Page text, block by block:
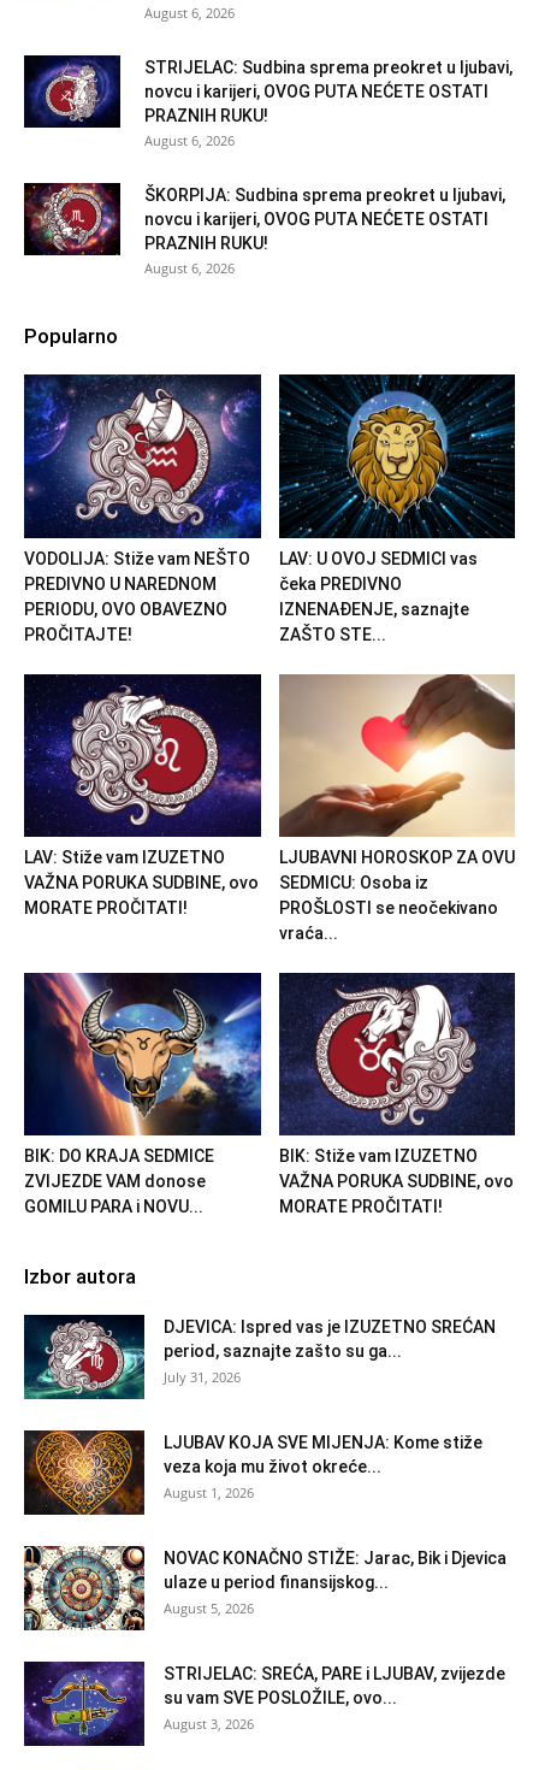
August 6, 2026
STRIJELAC: Sudbina sprema preokret u ljubavi,
novcu i karijeri, OVOG PUTA NEĆETE OSTATI
PRAZNIH RUKU!
August 6, 2026
ŠKORPIJA: Sudbina sprema preokret u ljubavi,
novcu i karijeri, OVOG PUTA NEĆETE OSTATI
PRAZNIH RUKU!
August 6, 2026
Popularno
VODOLIJA: Stiže vam NEŠTO
PREDIVNO U NAREDNOM
PERIODU, OVO OBAVEZNO
PROČITAJTE!
LAV: U OVOJ SEDMICI vas
čeka PREDIVNO
IZNENAĐENJE, saznajte
ZAŠTO STE...
LAV: Stiže vam IZUZETNO
VAŽNA PORUKA SUDBINE, ovo
MORATE PROČITATI!
LJUBAVNI HOROSKOP ZA OVU
SEDMICU: Osoba iz
PROŠLOSTI se neočekivano
vraća...
BIK: DO KRAJA SEDMICE
ZVIJEZDE VAM donose
GOMILU PARA i NOVU...
BIK: Stiže vam IZUZETNO
VAŽNA PORUKA SUDBINE, ovo
MORATE PROČITATI!
Izbor autora
DJEVICA: Ispred vas je IZUZETNO SREĆAN
period, saznajte zašto su ga...
July 31, 2026
LJUBAV KOJA SVE MIJENJA: Kome stiže
veza koja mu život okreće...
August 1, 2026
NOVAC KONAČNO STIŽE: Jarac, Bik i Djevica
ulaze u period finansijskog...
August 5, 2026
STRIJELAC: SREĆA, PARE i LJUBAV, zvijezde
su vam SVE POSLOŽILE, ovo...
August 3, 2026